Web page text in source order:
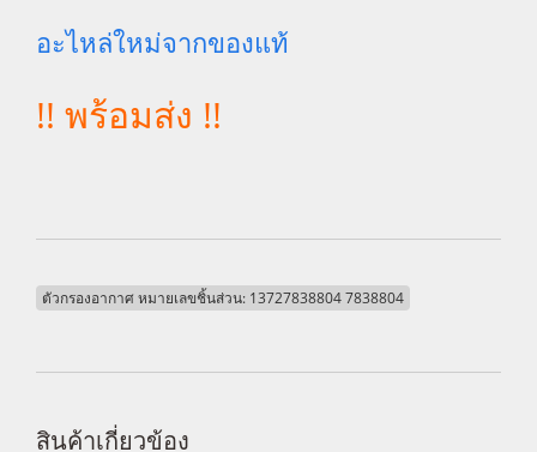
อะไหล่ใหม่จากของแท้
!! พร้อมส่ง !!
ตัวกรองอากาศ หมายเลขชิ้นส่วน: 13727838804 7838804
สินค้าเกี่ยวข้อง